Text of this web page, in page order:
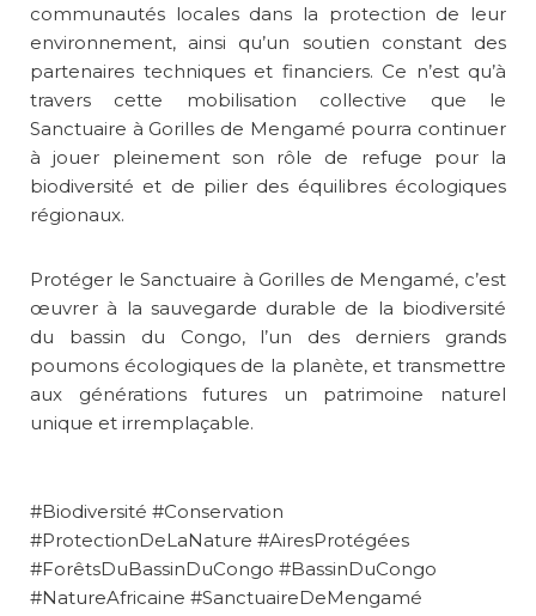
communautés locales dans la protection de leur
environnement, ainsi qu’un soutien constant des
partenaires techniques et financiers. Ce n’est qu’à
travers cette mobilisation collective que le
Sanctuaire à Gorilles de Mengamé pourra continuer
à jouer pleinement son rôle de refuge pour la
biodiversité et de pilier des équilibres écologiques
régionaux.
Protéger le Sanctuaire à Gorilles de Mengamé, c’est
œuvrer à la sauvegarde durable de la biodiversité
du bassin du Congo, l’un des derniers grands
poumons écologiques de la planète, et transmettre
aux générations futures un patrimoine naturel
unique et irremplaçable.
#Biodiversité #Conservation
#ProtectionDeLaNature #AiresProtégées
#ForêtsDuBassinDuCongo #BassinDuCongo
#NatureAfricaine #SanctuaireDeMengamé